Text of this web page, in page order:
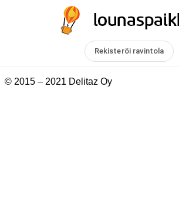
Rekisteröi ravintola
© 2015 – 2021 Delitaz Oy